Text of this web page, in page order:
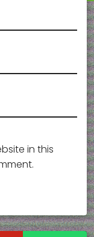
in this